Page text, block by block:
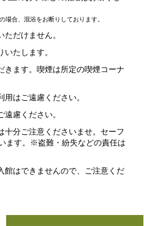
合、混浴をお断りしております。
だけません。
たします。
きます。喫煙は所定の喫煙コーナ
はご遠慮ください。
慮ください。
十分ご注意くださいませ。セーフ
ます。※盗難・紛失などの責任は
館はできませんので、ご注意くだ